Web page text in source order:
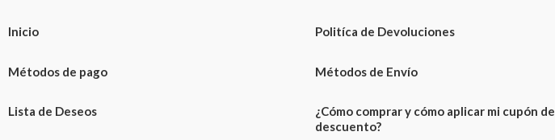
Inicio
Métodos de pago
Lista de Deseos
Politíca de Devoluciones
Métodos de Envío
¿Cómo comprar y cómo aplicar mi cupón de
descuento?